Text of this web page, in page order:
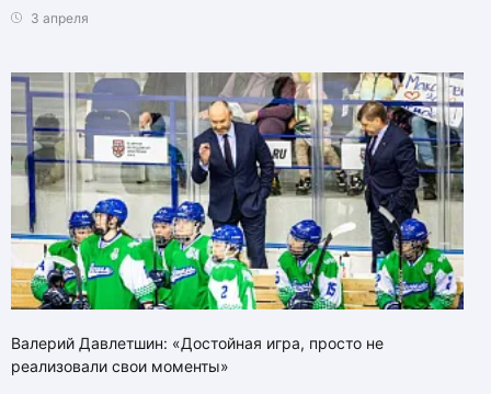
3 апреля
Валерий Давлетшин: «Достойная игра, просто не
реализовали свои моменты»